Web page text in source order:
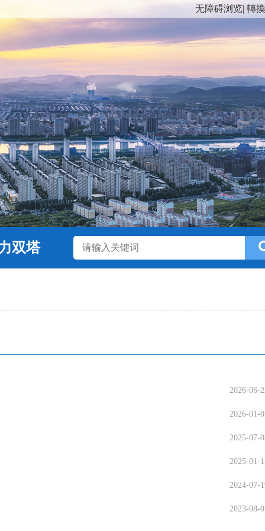
无障碍浏览| 轉
双塔
2026-06-
2026-01-
2025-07-
2025-01-
2024-07-
2023-08-